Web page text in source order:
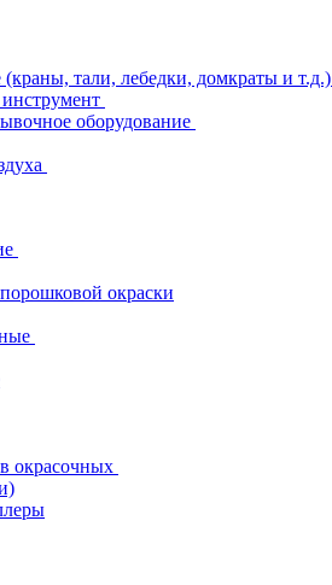
тали, лебедки, домкраты и т.д.)
оборудование
окраски
окрасочных